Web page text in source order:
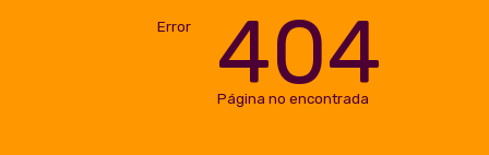
Error 404
Página no encontrada